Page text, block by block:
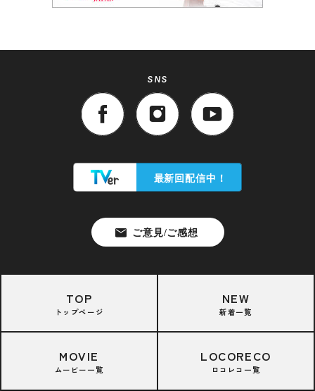
SNS
TOP
トップページ
NEW
新着一覧
MOVIE
ムービー一覧
LOCORECO
ロコレコ一覧